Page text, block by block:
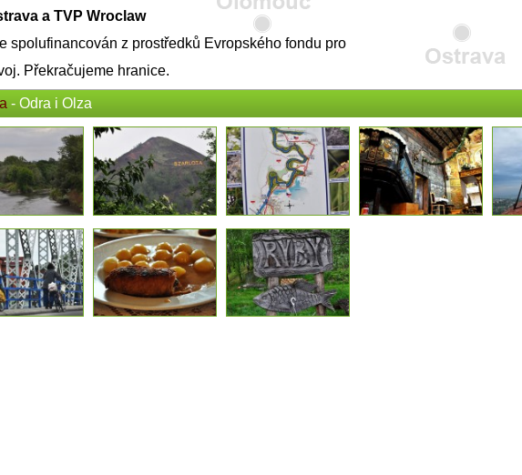
a TVP Wroclaw
spolufinancován z prostředků Evropského fondu pro
Překračujeme hranice.
- Odra i Olza